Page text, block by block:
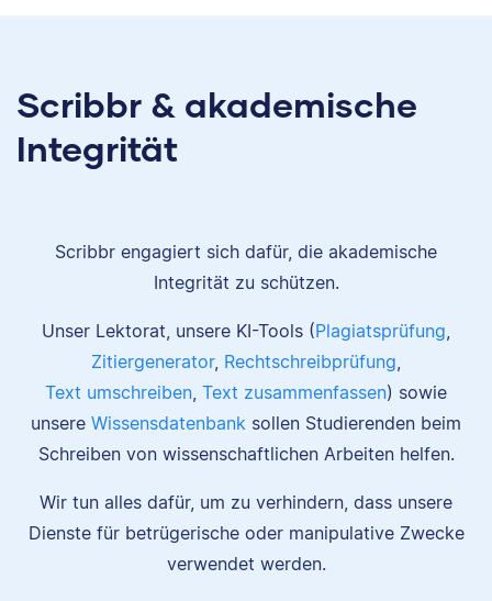
Scribbr & akademische
Integrität
Scribbr engagiert sich dafür, die akademische
Integrität zu schützen.
Unser Lektorat, unsere KI-Tools (Plagiatsprüfung
Zitiergenerator, Rechtschreibprüfung
Text umschreiben Text zusammenfassen) sowie
unsere Wissensdatenbank sollen Studierenden beim
Schreiben von wissenschaftlichen Arbeiten helfen.
Wir tun alles dafür, um zu verhindern, dass unsere
Dienste für betrügerische oder manipulative Zwecke
verwendet werden.